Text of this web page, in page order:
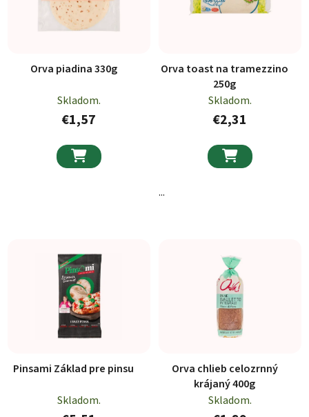
Orva piadina 330g
Skladom.
€1,57

Orva toast na tramezzino
250g
Skladom.
€2,31

...
Pinsami Základ pre pinsu
Skladom.
Orva chlieb celozrnný
krájaný 400g
Skladom.